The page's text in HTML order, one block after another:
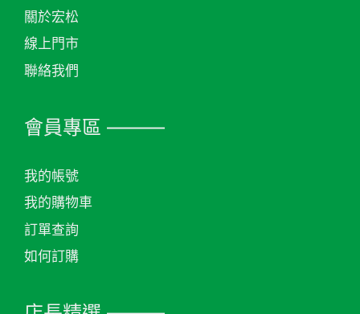
關於宏松
線上門市
聯絡我們
會員專區 ———
我的帳號
我的購物車
訂單查詢
如何訂購